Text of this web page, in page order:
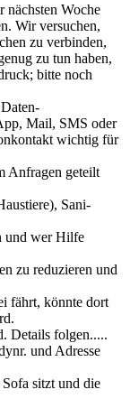
nächsten Woche
Wir versuchen,
zu verbinden,
zu tun haben,
bitte noch
Mail, SMS oder
wichtig für
Anfragen geteilt
Sani-
und wer Hilfe
zu reduzieren und
fährt, könnte dort
Details folgen.....
und Adresse
sitzt und die